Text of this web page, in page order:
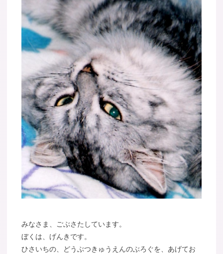
みなさま、ごぶさたしています。
ぼくは、げんきです。
ひさいちの、どうぶつきゅうえんのぶろぐを、あげてお